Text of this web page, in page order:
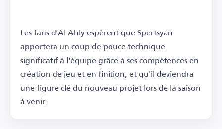
Les fans d'Al Ahly espèrent que Spertsyan
apportera un coup de pouce technique
significatif à l'équipe grâce à ses compétences en
création de jeu et en finition, et qu'il deviendra
une figure clé du nouveau projet lors de la saison
à venir.